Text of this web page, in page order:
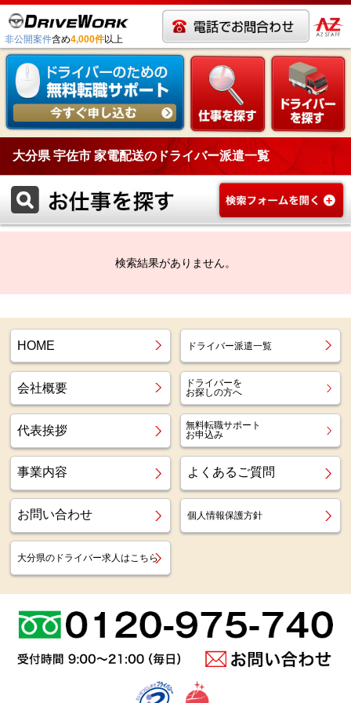
非公開案件含め4,000件以上
大分県 宇佐市 家電配送のドライバー派遣一覧
検索結果がありません。
HOME ドライバー派遣一覧
会社概要
ドライバーを
お探しの方へ
代表挨拶
無料転職サポート
お申込み
事業内容 よくあるご質問
お問い合わせ 個人情報保護方針
大分県のドライバー求人はこちら